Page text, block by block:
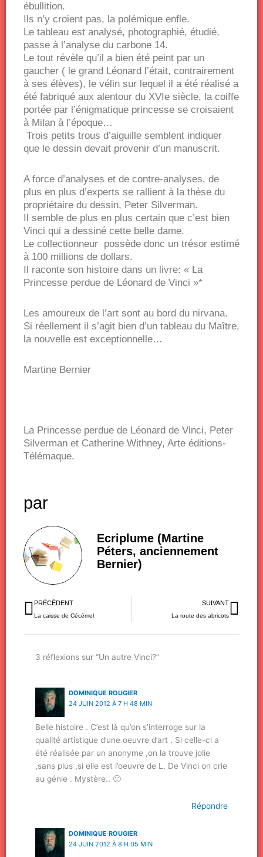
ébullition.
Ils n’y croient pas, la polémique enfle.
Le tableau est analysé, photographié, étudié,
passe à l’analyse du carbone 14.
Le tout révèle qu’il a bien été peint par un
gaucher ( le grand Léonard l’était, contrairement
à ses élèves), le vélin sur lequel il a été réalisé a
été fabriqué aux alentour du XVIe siècle, la coiffe
portée par l’énigmatique princesse se croisaient
à Milan à l’époque…
Trois petits trous d’aiguille semblent indiquer
que le dessin devait provenir d’un manuscrit.
A force d’analyses et de contre-analyses, de
plus en plus d’experts se rallient à la thèse du
propriétaire du dessin, Peter Silverman.
Il semble de plus en plus certain que c’est bien
Vinci qui a dessiné cette belle dame.
Le collectionneur possède donc un trésor estimé
à 100 millions de dollars.
Il raconte son histoire dans un livre: « La
Princesse perdue de Léonard de Vinci »*
Les amoureux de l’art sont au bord du nirvana.
Si réellement il s’agit bien d’un tableau du Maître,
la nouvelle est exceptionnelle…
Martine Bernier
La Princesse perdue de Léonard de Vinci, Peter
Silverman et Catherine Withney, Arte éditions-
Télémaque.
par
Ecriplume (Martine
Péters, anciennement
Bernier)
Précédent
PRÉCÉDENT
La caisse de Cécémel
SUIVANT
La route des abricots
3 réflexions sur “Un autre Vinci?”
DOMINIQUE ROUGIER
24 JUIN 2012 À 7 H 48 MIN
Belle histoire . C’est là qu’on s’interroge sur la
qualité artistique d’une oeuvre d’art . Si celle-ci a
été réalisée par un anonyme ,on la trouve jolie
,sans plus ,si elle est l’oeuvre de L. De Vinci on crie
au génie . Mystère.. 🙂
Répondre
DOMINIQUE ROUGIER
24 JUIN 2012 À 8 H 05 MIN